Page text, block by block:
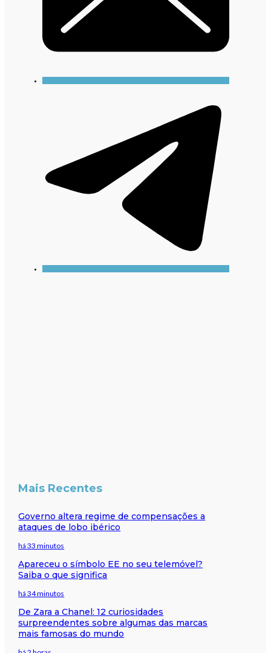
Mais Recentes
Governo altera regime de compensações a
ataques de lobo ibérico
há 33 minutos
Apareceu o símbolo EE no seu telemóvel?
Saiba o que significa
há 34 minutos
De Zara a Chanel: 12 curiosidades
surpreendentes sobre algumas das marcas
mais famosas do mundo